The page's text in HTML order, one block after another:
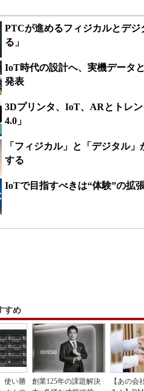
PTCが進めるフィジカルとデ
る」
IoT時代の設計へ、実機データ
発表
3Dプリンタ、IoT、ARとトレ
4.0」
「フィジカル」と「デジタル
する
IoTで目指すべきは“体験”の拡
すめ
使い勝
創業125年の課題解決
【あの会